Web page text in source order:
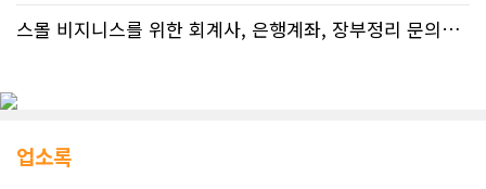
스몰 비지니스를 위한 회계사, 은행계좌, 장부정리 문의드립니다.
업소록